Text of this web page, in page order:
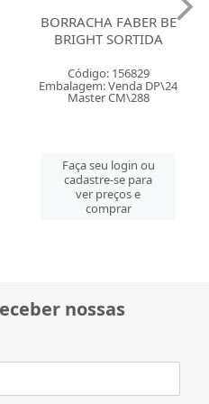
BORRACHA FABER BE
BRIGHT SORTIDA
Código: 156829
Embalagem: Venda DP\24
Master CM\288
Faça seu login ou
cadastre-se para
ver preços e
comprar
nossas